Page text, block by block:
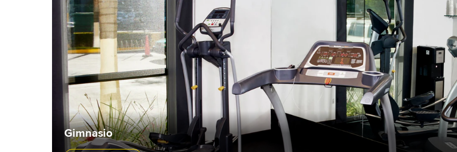
Gimnasio